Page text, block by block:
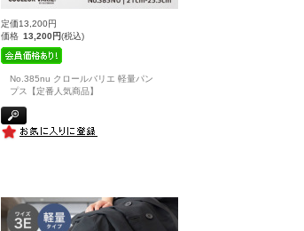
定価13,200円
価格 13,200円(税込)
No.385nu クロールバリエ 軽量パン
プス【定番人気商品】